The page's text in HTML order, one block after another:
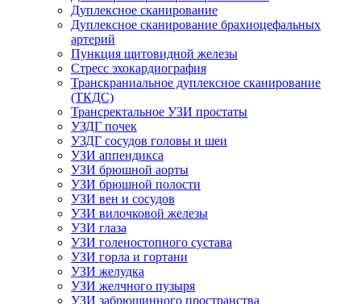
Дуплексное сканирование
Дуплексное сканирование брахиоцефальных
артерий
Пункция щитовидной железы
Стресс эхокардиография
Транскраниальное дуплексное сканирование
(ТКДС)
Трансректальное УЗИ простаты
УЗДГ почек
УЗДГ сосудов головы и шеи
УЗИ аппендикса
УЗИ брюшной аорты
УЗИ брюшной полости
УЗИ вен и сосудов
УЗИ вилочковой железы
УЗИ глаза
УЗИ голеностопного сустава
УЗИ горла и гортани
УЗИ желудка
УЗИ желчного пузыря
УЗИ забрюшинного пространства